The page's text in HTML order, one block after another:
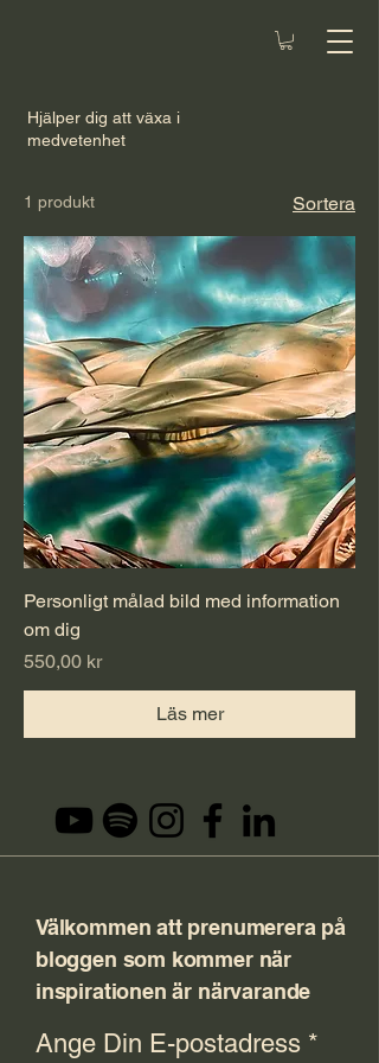
Hjälper dig att växa i
medvetenhet
1 produkt Sortera
Personligt målad bild med information
om dig
Pris
550,00 kr
Läs mer
Välkommen att prenumerera på
bloggen som kommer när
inspirationen är närvarande
Ange Din E-postadress